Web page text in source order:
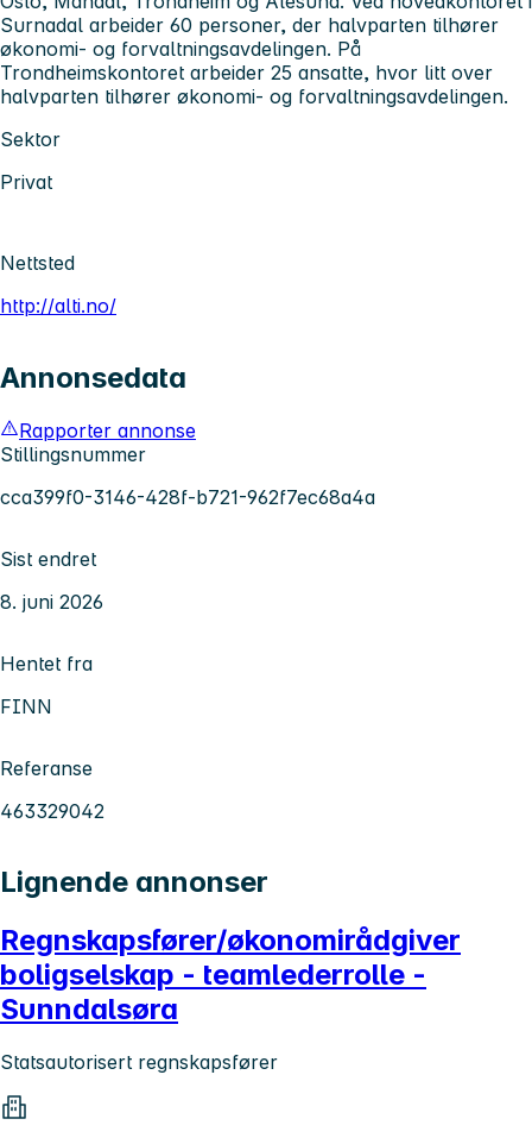
Surnadal arbeider 60 personer, der halvparten tilhører
økonomi- og forvaltningsavdelingen. På
Trondheimskontoret arbeider 25 ansatte, hvor litt over
halvparten tilhører økonomi- og forvaltningsavdelingen.
Sektor
Privat
Nettsted
http://alti.no/
Annonsedata
Rapporter annonse
Stillingsnummer
cca399f0-3146-428f-b721-962f7ec68a4a
Sist endret
8. juni 2026
Hentet fra
FINN
Referanse
463329042
Lignende annonser
Regnskapsfører/økonomirådgiver
boligselskap - teamlederrolle -
Sunndalsøra
Statsautorisert regnskapsfører